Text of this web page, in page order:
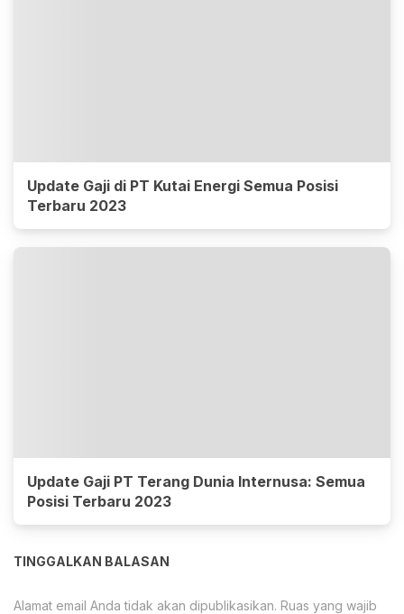
Update Gaji di PT Kutai Energi Semua Posisi
Terbaru 2023
Update Gaji PT Terang Dunia Internusa: Semua
Posisi Terbaru 2023
TINGGALKAN BALASAN
Alamat email Anda tidak akan dipublikasikan. Ruas yang wajib